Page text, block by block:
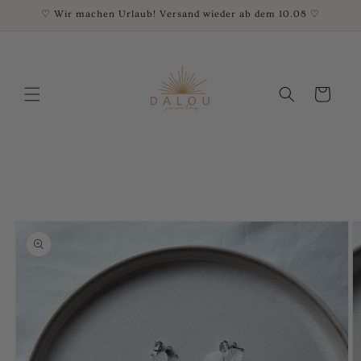
zum♡ Wir machen Urlaub! Versand wieder ab dem 10.08 ♡
Warenkorb